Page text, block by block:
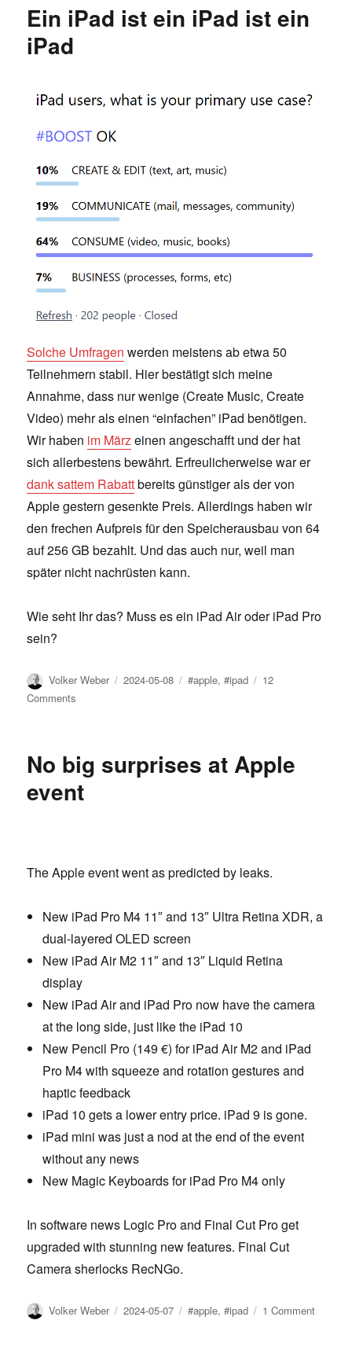
Ein iPad ist ein iPad ist ein
iPad
Solche Umfragen werden meistens ab etwa 50
Teilnehmern stabil. Hier bestätigt sich meine
Annahme, dass nur wenige (Create Music, Create
Video) mehr als einen “einfachen” iPad benötigen.
Wir haben im Märzeinen angeschafft und der hat
sich allerbestens bewährt. Erfreulicherweise war er
dank sattem Rabattbereits günstiger als der von
Apple gestern gesenkte Preis. Allerdings haben wir
den frechen Aufpreis für den Speicherausbau von 64
auf 256 GB bezahlt. Und das auch nur, weil man
später nicht nachrüsten kann.
Wie seht Ihr das? Muss es ein iPad Air oder iPad Pro
sein?
Author
Volker Weber
Posted
2024-05-08 Tags
#apple,#ipad
12
Comments
ein
iPad
ist
No big surprises at Apple
event
The Apple event went as predicted by leaks.
New iPad Pro M4 11″ and 13″ Ultra Retina XDR, a
dual-layered OLED screen
New iPad Air M2 11″ and 13″ Liquid Retina
display
New iPad Air and iPad Pro now have the camera
at the long side, just like the iPad 10
New Pencil Pro (149 €) for iPad Air M2 and iPad
Pro M4 with squeeze and rotation gestures and
haptic feedback
iPad 10 gets a lower entry price. iPad 9 is gone.
iPad mini was just a nod at the end of the event
without any news
New Magic Keyboards for iPad Pro M4 only
In software news Logic Pro and Final Cut Pro get
upgraded with stunning new features. Final Cut
Camera sherlocks RecNGo.
Author
Volker Weber
Posted
2024-05-07 Tags
#apple,#ipad 1 Commenton